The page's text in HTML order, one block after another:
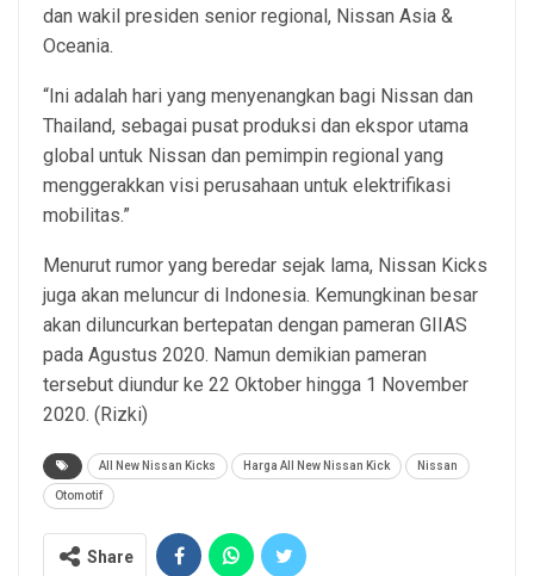
dan wakil presiden senior regional, Nissan Asia &
Oceania.
“Ini adalah hari yang menyenangkan bagi Nissan dan
Thailand, sebagai pusat produksi dan ekspor utama
global untuk Nissan dan pemimpin regional yang
menggerakkan visi perusahaan untuk elektrifikasi
mobilitas.”
Menurut rumor yang beredar sejak lama, Nissan Kicks
juga akan meluncur di Indonesia. Kemungkinan besar
akan diluncurkan bertepatan dengan pameran GIIAS
pada Agustus 2020. Namun demikian pameran
tersebut diundur ke 22 Oktober hingga 1 November
2020. (Rizki)
All New Nissan Kicks Harga All New Nissan Kick Nissan
Otomotif
Share